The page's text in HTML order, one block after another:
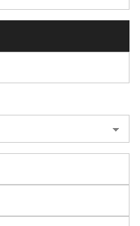
próxima vez que